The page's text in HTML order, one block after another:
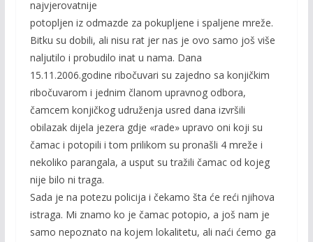
najvjerovatnije
potopljen iz odmazde za pokupljene i spaljene mreže.
Bitku su dobili, ali nisu rat jer nas je ovo samo još više
naljutilo i probudilo inat u nama. Dana
15.11.2006.godine ribočuvari su zajedno sa konjičkim
ribočuvarom i jednim članom upravnog odbora,
čamcem konjičkog udruženja usred dana izvršili
obilazak dijela jezera gdje «rade» upravo oni koji su
čamac i potopili i tom prilikom su pronašli 4 mreže i
nekoliko parangala, a usput su tražili čamac od kojeg
nije bilo ni traga.
Sada je na potezu policija i čekamo šta će reći njihova
istraga. Mi znamo ko je čamac potopio, a još nam je
samo nepoznato na kojem lokalitetu, ali naći ćemo ga